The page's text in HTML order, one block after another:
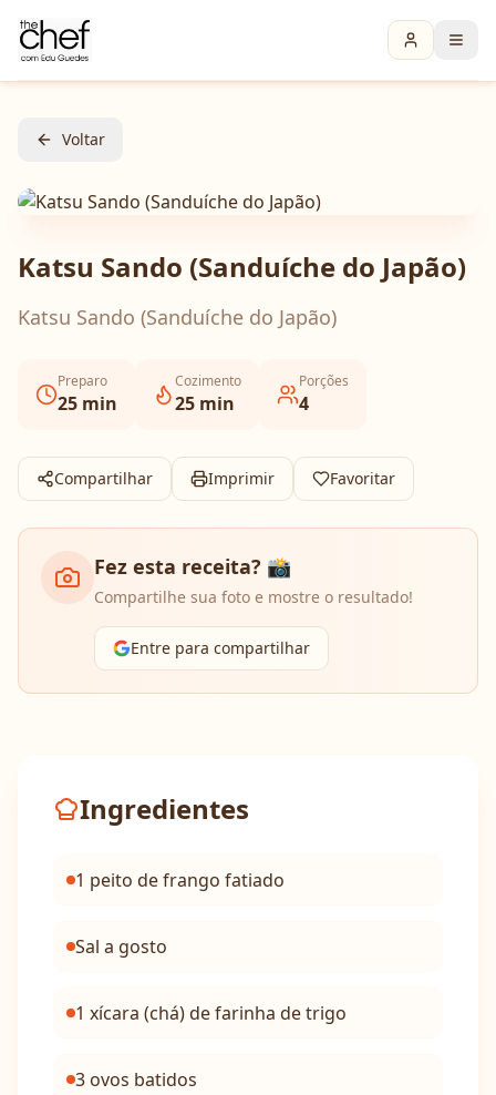
Voltar
Katsu Sando (Sanduíche do Japão)
Katsu Sando (Sanduíche do Japão)
Preparo
25 min
Cozimento
25 min
Porções
4
Compartilhar Imprimir Favoritar
Fez esta receita? 📸
Compartilhe sua foto e mostre o resultado!
Entre para compartilhar
Ingredientes
1 peito de frango fatiado
Sal a gosto
1 xícara (chá) de farinha de trigo
3 ovos batidos